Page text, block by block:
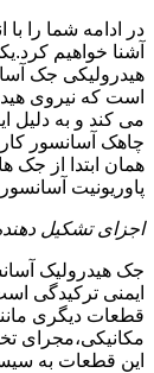
در ادامه شما را
آشنا خواهیم
هیدرولیکی جک
است که نیروی
می کند و به دلیل
چاهک آسانسور
همان ابتدا از جک
پاوریونیت
اجزای تشکیل
جک هیدرولیک
ایمنی ترکیدگی
قطعات دیگری
مکانیکی،مجرای
این قطعات به